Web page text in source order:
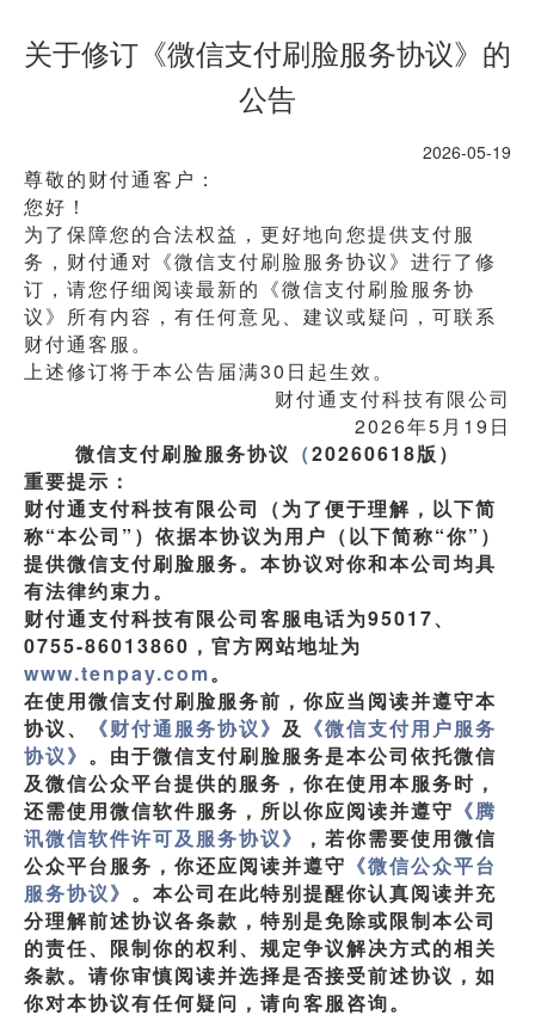
关于修订《微信支付刷脸服务协议》的
公告
2026-05-19
尊敬的财付通客户：
您好！
为了保障您的合法权益，更好地向您提供支付服
务，财付通对《微信支付刷脸服务协议》进行了修
订，请您仔细阅读最新的《微信支付刷脸服务协
议》所有内容，有任何意见、建议或疑问，可联系
财付通客服。
上述修订将于本公告届满30日起生效。
财付通支付科技有限公司
2026年5月19日
微信支付刷脸服务协议 （20260618版）
重要提示：
财付通支付科技有限公司（为了便于理解，以下简
称“本公司”）依据本协议为用户（以下简称“你”）
提供微信支付刷脸服务。本协议对你和本公司均具
有法律约束力。
财付通支付科技有限公司客服电话为95017、
0755-86013860，官方网站地址为
www.tenpay.com。
在使用微信支付刷脸服务前，你应当阅读并遵守本
协议、
《财付通服务协议》 及 《微信支付用户服务
协议》 。由于微信支付刷脸服务是本公司依托微信
及微信公众平台提供的服务，你在使用本服务时，
还需使用微信软件服务，所以你应阅读并遵守 《腾
讯微信软件许可及服务协议》
，若你需要使用微信
公众平台服务，你还应阅读并遵守 《微信公众平台
服务协议》 。本公司在此特别提醒你认真阅读并充
分理解前述协议各条款，特别是免除或限制本公司
的责任、限制你的权利、规定争议解决方式的相关
条款。请你审慎阅读并选择是否接受前述协议，如
你对本协议有任何疑问，请向客服咨询。